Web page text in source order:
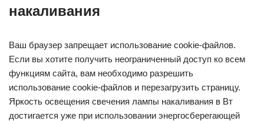
накаливания
Ваш браузер запрещает использование cookie-файлов.
Если вы хотите получить неограниченный доступ ко всем
функциям сайта, вам необходимо разрешить
использование cookie-файлов и перезагрузить страницу.
Яркость освещения свечения лампы накаливания в Вт
достигается уже при использовании энергосберегающей